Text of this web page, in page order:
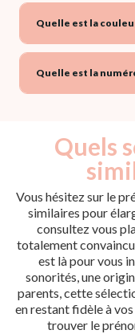
Quelle est la
Quelle est la
Quels
Vous hésitez sur le
similaires pour
consultez vous
totalement
est là pour vous
sonorités, une
parents, cette
en restant fidèle à
trouver le